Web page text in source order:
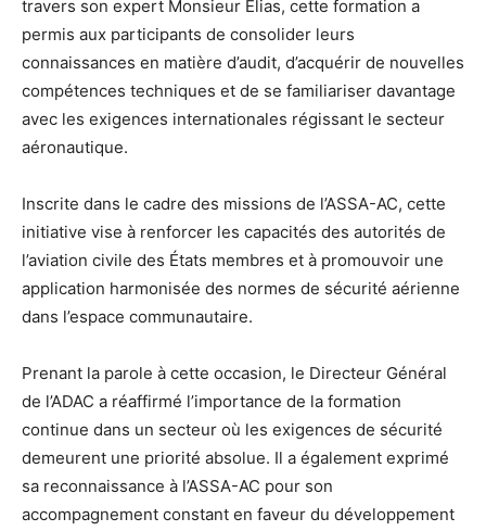
travers son expert Monsieur Elias, cette formation a
permis aux participants de consolider leurs
connaissances en matière d’audit, d’acquérir de nouvelles
compétences techniques et de se familiariser davantage
avec les exigences internationales régissant le secteur
aéronautique.
Inscrite dans le cadre des missions de l’ASSA-AC, cette
initiative vise à renforcer les capacités des autorités de
l’aviation civile des États membres et à promouvoir une
application harmonisée des normes de sécurité aérienne
dans l’espace communautaire.
Prenant la parole à cette occasion, le Directeur Général
de l’ADAC a réaffirmé l’importance de la formation
continue dans un secteur où les exigences de sécurité
demeurent une priorité absolue. Il a également exprimé
sa reconnaissance à l’ASSA-AC pour son
accompagnement constant en faveur du développement